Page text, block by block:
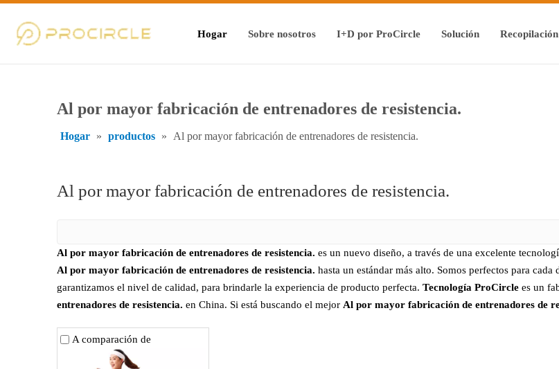
Hogar Sobre nosotros I+D por ProCircle Solución Recopilación
Al por mayor fabricación de entrenadores de resistencia.
Hogar » productos » Al por mayor fabricación de entrenadores de resistencia.
Al por mayor fabricación de entrenadores de resistencia.
Al por mayor fabricación de entrenadores de resistencia. es un nuevo diseño, a través de una excelente
Al por mayor fabricación de entrenadores de resistencia. hasta un estándar más alto. Somos perfectos para cada
garantizamos el nivel de calidad, para brindarle la experiencia de producto perfecta. Tecnología ProCircle es un
entrenadores de resistencia. en China. Si está buscando el mejor Al por mayor fabricación de entrenadores de
A comparación de